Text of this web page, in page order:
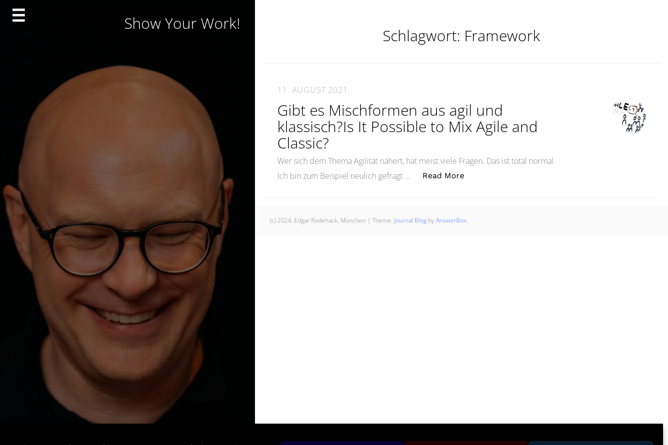
Skip
Show Your Work!
Machen. Zeigen. Lernen.
Schlagwort: Framework
11. AUGUST 2021
Gibt es Mischformen aus agil und
klassisch?Is It Possible to Mix Agile and
Classic?
Wer sich dem Thema Agilität nähert, hat meist viele Fragen. Das ist total normal.
Ich bin zum Beispiel neulich gefragt …
Read More„Gibt es Mischformen aus agil und klassisch?Is It
(c) 2024, Edgar Rodehack, München |Theme: Journal Blog byAnswerBox.